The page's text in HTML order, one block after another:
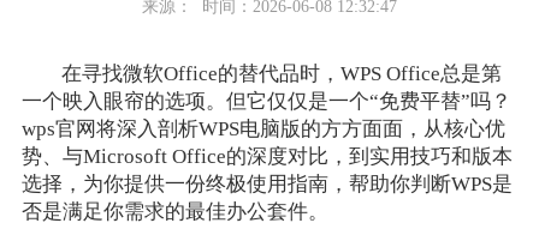
来源： 时间：2026-06-08 12:32:47
在寻找微软Office的替代品时，WPS Office总是第
一个映入眼帘的选项。但它仅仅是一个“免费平替”吗？
wps官网将深入剖析WPS电脑版的方方面面，从核心优
势、与Microsoft Office的深度对比，到实用技巧和版本
选择，为你提供一份终极使用指南，帮助你判断WPS是
否是满足你需求的最佳办公套件。